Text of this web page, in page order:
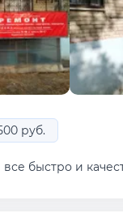
руб.
быстро и